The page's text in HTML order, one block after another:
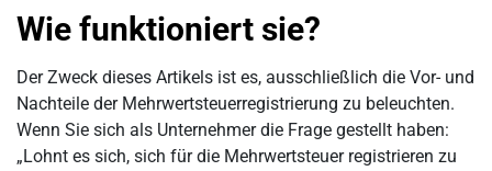
Wie funktioniert sie?
Der Zweck dieses Artikels ist es, ausschließlich die Vor- und
Nachteile der Mehrwertsteuerregistrierung zu beleuchten.
Wenn Sie sich als Unternehmer die Frage gestellt haben:
„Lohnt es sich, sich für die Mehrwertsteuer registrieren zu